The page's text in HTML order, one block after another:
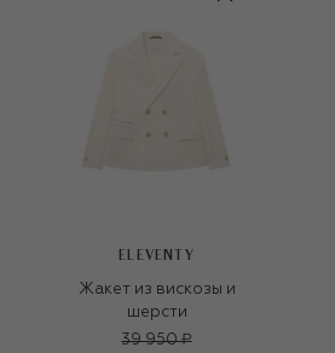
ELEVENTY
Жакет из вискозы и
шерсти
39 950 ₽